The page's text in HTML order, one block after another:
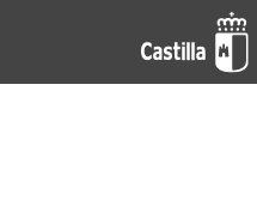
Pasar al contenido principal
Actualidad